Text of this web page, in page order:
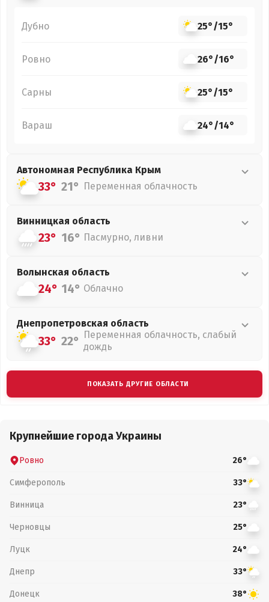
Дубно 25°/15°
Ровно 26°/16°
Сарны 25°/15°
Вараш 24°/14°
Автономная Республика Крым
33° 21° Переменная облачность
Винницкая область
23° 16° Пасмурно, ливни
Волынская область
24° 14° Облачно
Днепропетровская область
33° 22° Переменная облачность, слабый
дождь
ПОКАЗАТЬ ДРУГИЕ ОБЛАСТИ
Крупнейшие города Украины
Ровно 26°
Симферополь 33°
Винница 23°
Черновцы 25°
Луцк 24°
Днепр 33°
Донецк 38°